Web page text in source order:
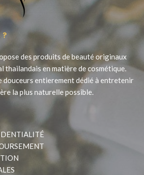
?
des produits de beauté originaux
thailandais en matière de cosmétique.
douceurs entierement dédié à entretenir
la plus naturelle possible.